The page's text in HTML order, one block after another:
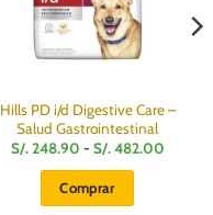
Hills PD i/d Digestive Care –
Salud Gastrointestinal
S/.248.90 - S/.482.00Rango
Comprar